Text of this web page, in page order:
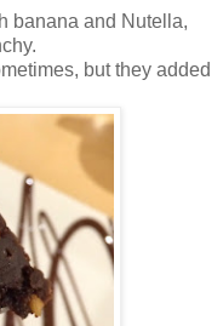
banana and Nutella,
but they added